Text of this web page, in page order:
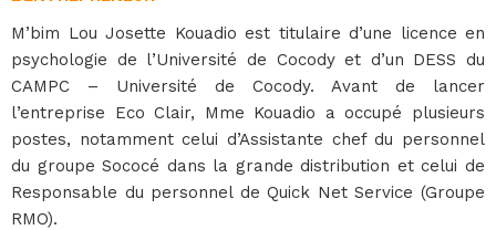
M’bim Lou Josette Kouadio est titulaire d’une licence en
psychologie de l’Université de Cocody et d’un DESS du
CAMPC – Université de Cocody. Avant de lancer
l’entreprise Eco Clair, Mme Kouadio a occupé plusieurs
postes, notamment celui d’Assistante chef du personnel
du groupe Sococé dans la grande distribution et celui de
Responsable du personnel de Quick Net Service (Groupe
RMO).